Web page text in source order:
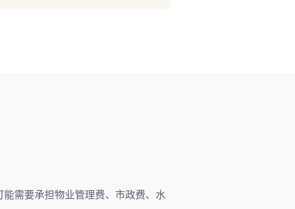
需要承担物业管理费、市政费、水